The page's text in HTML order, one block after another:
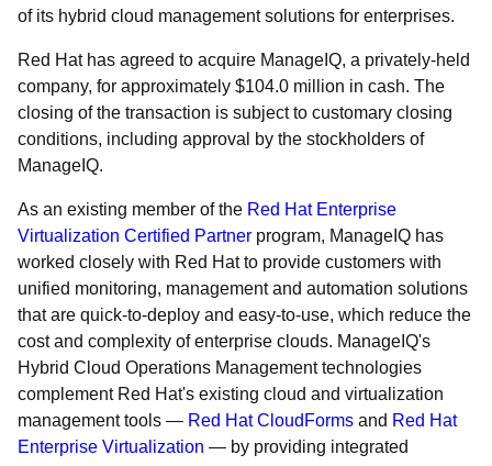
of its hybrid cloud management solutions for enterprises.
Red Hat has agreed to acquire ManageIQ, a privately-held
company, for approximately $104.0 million in cash. The
closing of the transaction is subject to customary closing
conditions, including approval by the stockholders of
ManageIQ.
As an existing member of the Red Hat Enterprise
Virtualization Certified Partner program, ManageIQ has
worked closely with Red Hat to provide customers with
unified monitoring, management and automation solutions
that are quick-to-deploy and easy-to-use, which reduce the
cost and complexity of enterprise clouds. ManageIQ's
Hybrid Cloud Operations Management technologies
complement Red Hat's existing cloud and virtualization
management tools — Red Hat CloudForms and Red Hat
Enterprise Virtualization — by providing integrated